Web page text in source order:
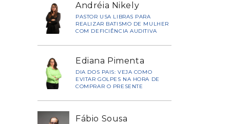
Andréia Nikely
PASTOR USA LIBRAS PARA
REALIZAR BATISMO DE MULHER
COM DEFICIÊNCIA AUDITIVA
Ediana Pimenta
DIA DOS PAIS: VEJA COMO
EVITAR GOLPES NA HORA DE
COMPRAR O PRESENTE
Fábio Sousa